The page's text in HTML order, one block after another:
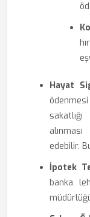
Hayat
edebilir.
İpotek
banka